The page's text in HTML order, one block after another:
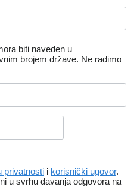
biti naveden u
brojem države. Ne radimo
privatnosti i korisnički ugovor.
u svrhu davanja odgovora na